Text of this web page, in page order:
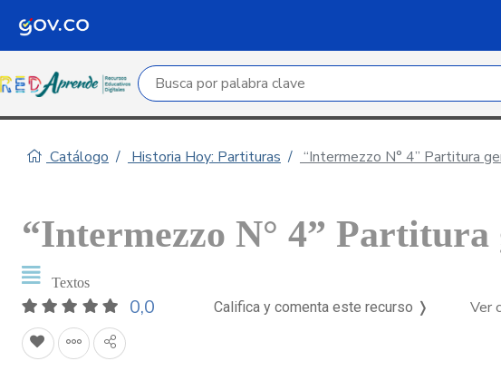
Campo de búsqueda por palabra clave
Catálogo Historia Hoy: Partituras “Intermezzo N° 4” Partitura
“Intermezzo N° 4” Partitura
Textos
0,0 Califica y comenta este recurso ❭ Ver